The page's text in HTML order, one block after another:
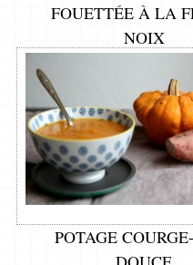
FOUETTÉE À LA
NOIX
POTAGE